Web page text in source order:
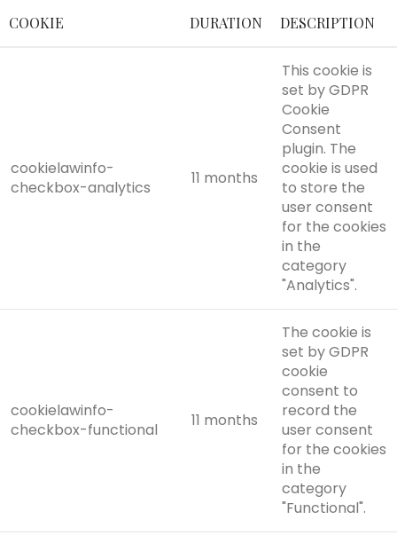
COOKIE DURATION DESCRIPTION
cookielawinfo-
checkbox-analytics
11 months
This cookie is
set by GDPR
Cookie
Consent
plugin. The
cookie is used
to store the
user consent
for the cookies
in the
category
"Analytics".
cookielawinfo-
checkbox-functional
11 months
The cookie is
set by GDPR
cookie
consent to
record the
user consent
for the cookies
in the
category
"Functional".